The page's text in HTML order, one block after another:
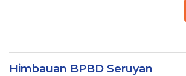
Himbauan BPBD Seruyan